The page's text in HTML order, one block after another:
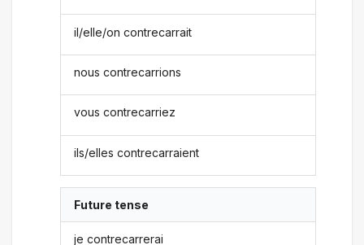
il/elle/on contrecarrait
nous contrecarrions
vous contrecarriez
ils/elles contrecarraient
Future tense
je contrecarrerai